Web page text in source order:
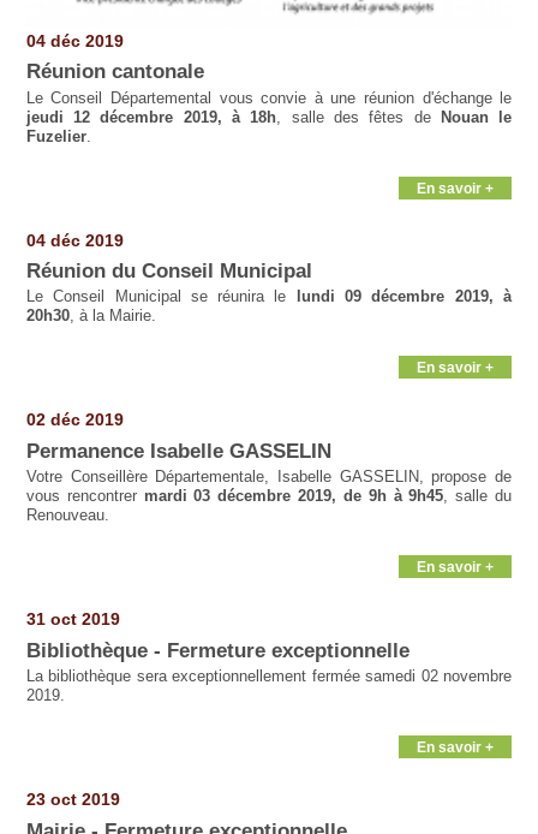
04 déc 2019
Réunion cantonale
Le Conseil Départemental vous convie à une réunion d'échange le
jeudi 12 décembre 2019, à 18h , salle des fêtes de Nouan le
Fuzelier.
En savoir +
04 déc 2019
Réunion du Conseil Municipal
Le Conseil Municipal se réunira le
lundi 09 décembre 2019, à
20h30, à la Mairie.
En savoir +
02 déc 2019
Permanence Isabelle GASSELIN
Votre Conseillère Départementale, Isabelle GASSELIN, propose de
vous rencontrer mardi 03 décembre 2019, de 9h à 9h45, salle du
Renouveau.
En savoir +
31 oct 2019
Bibliothèque - Fermeture exceptionnelle
La bibliothèque sera exceptionnellement fermée samedi 02 novembre
2019.
En savoir +
23 oct 2019